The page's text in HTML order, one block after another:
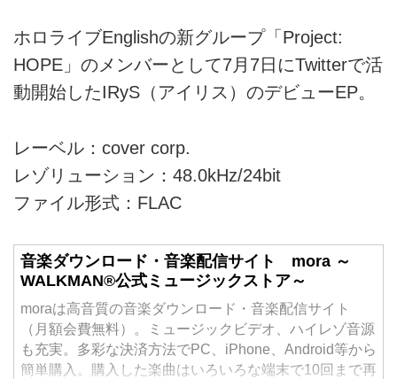
ホロライブEnglishの新グループ「Project:
HOPE」のメンバーとして7月7日にTwitterで活
動開始したIRyS（アイリス）のデビューEP。
レーベル：cover corp.
レゾリューション：48.0kHz/24bit
ファイル形式：FLAC
音楽ダウンロード・音楽配信サイト mora ～
WALKMAN®公式ミュージックストア～
moraは高音質の音楽ダウンロード・音楽配信サイト
（月額会費無料）。ミュージックビデオ、ハイレゾ音源
も充実。多彩な決済方法でPC、iPhone、Android等から
簡単購入。購入した楽曲はいろいろな端末で10回まで再